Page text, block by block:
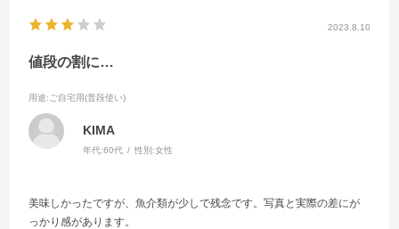
2023.8.10
値段の割に…
用途:ご自宅用(普段使い)
KIMA
年代:60代 性別:女性
美味しかったですが、魚介類が少しで残念です。写真と実際の差にが
っかり感があります。